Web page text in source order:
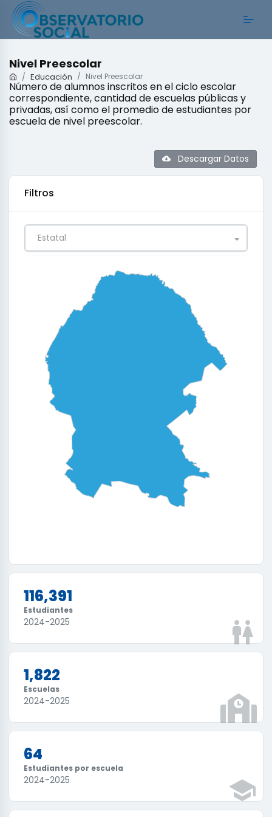
Nivel Preescolar
Educación Nivel Preescolar
Número de alumnos inscritos en el ciclo escolar
correspondiente, cantidad de escuelas públicas y
privadas, así como el promedio de estudiantes por
escuela de nivel preescolar.
Descargar Datos
Filtros
Estatal
116,391
Estudiantes
2024-2025
1,822
Escuelas
2024-2025
64
Estudiantes por escuela
2024-2025